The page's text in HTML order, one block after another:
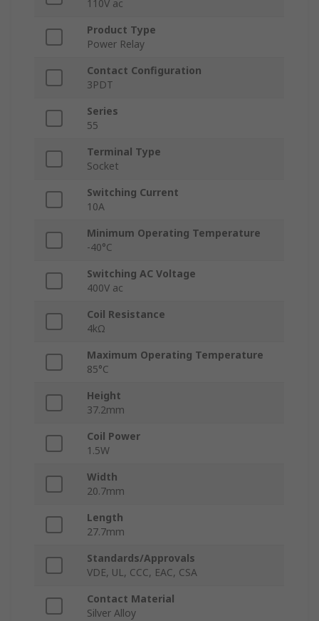
110V ac
Product Type
Power Relay
Contact Configuration
3PDT
Series
55
Terminal Type
Socket
Switching Current
10A
Minimum Operating Temperature
-40°C
Switching AC Voltage
400V ac
Coil Resistance
4kΩ
Maximum Operating Temperature
85°C
Height
37.2mm
Coil Power
1.5W
Width
20.7mm
Length
27.7mm
Standards/Approvals
VDE, UL, CCC, EAC, CSA
Contact Material
Silver Alloy